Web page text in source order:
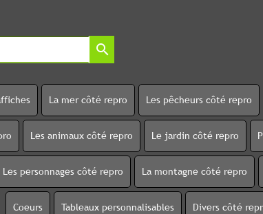
search
La mer côté repro Les pêcheurs côté repro
Les animaux côté repro Le jardin côté repro
Les personnages côté repro La montagne côté repro
Coeurs Tableaux personnalisables Divers côté